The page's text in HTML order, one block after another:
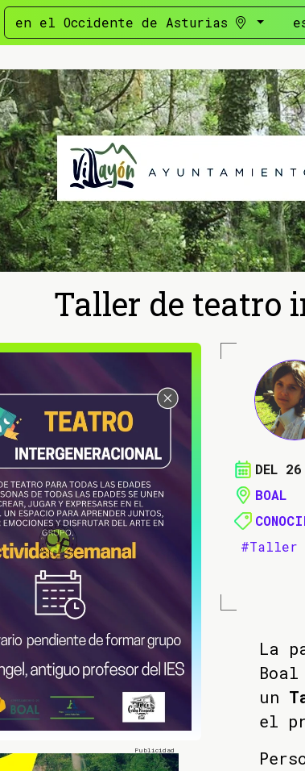
en el Occidente de Asturias
Taller de teatro
DEL
BOAL
#Taller
La
un
el